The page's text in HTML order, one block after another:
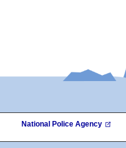
National Police Agency